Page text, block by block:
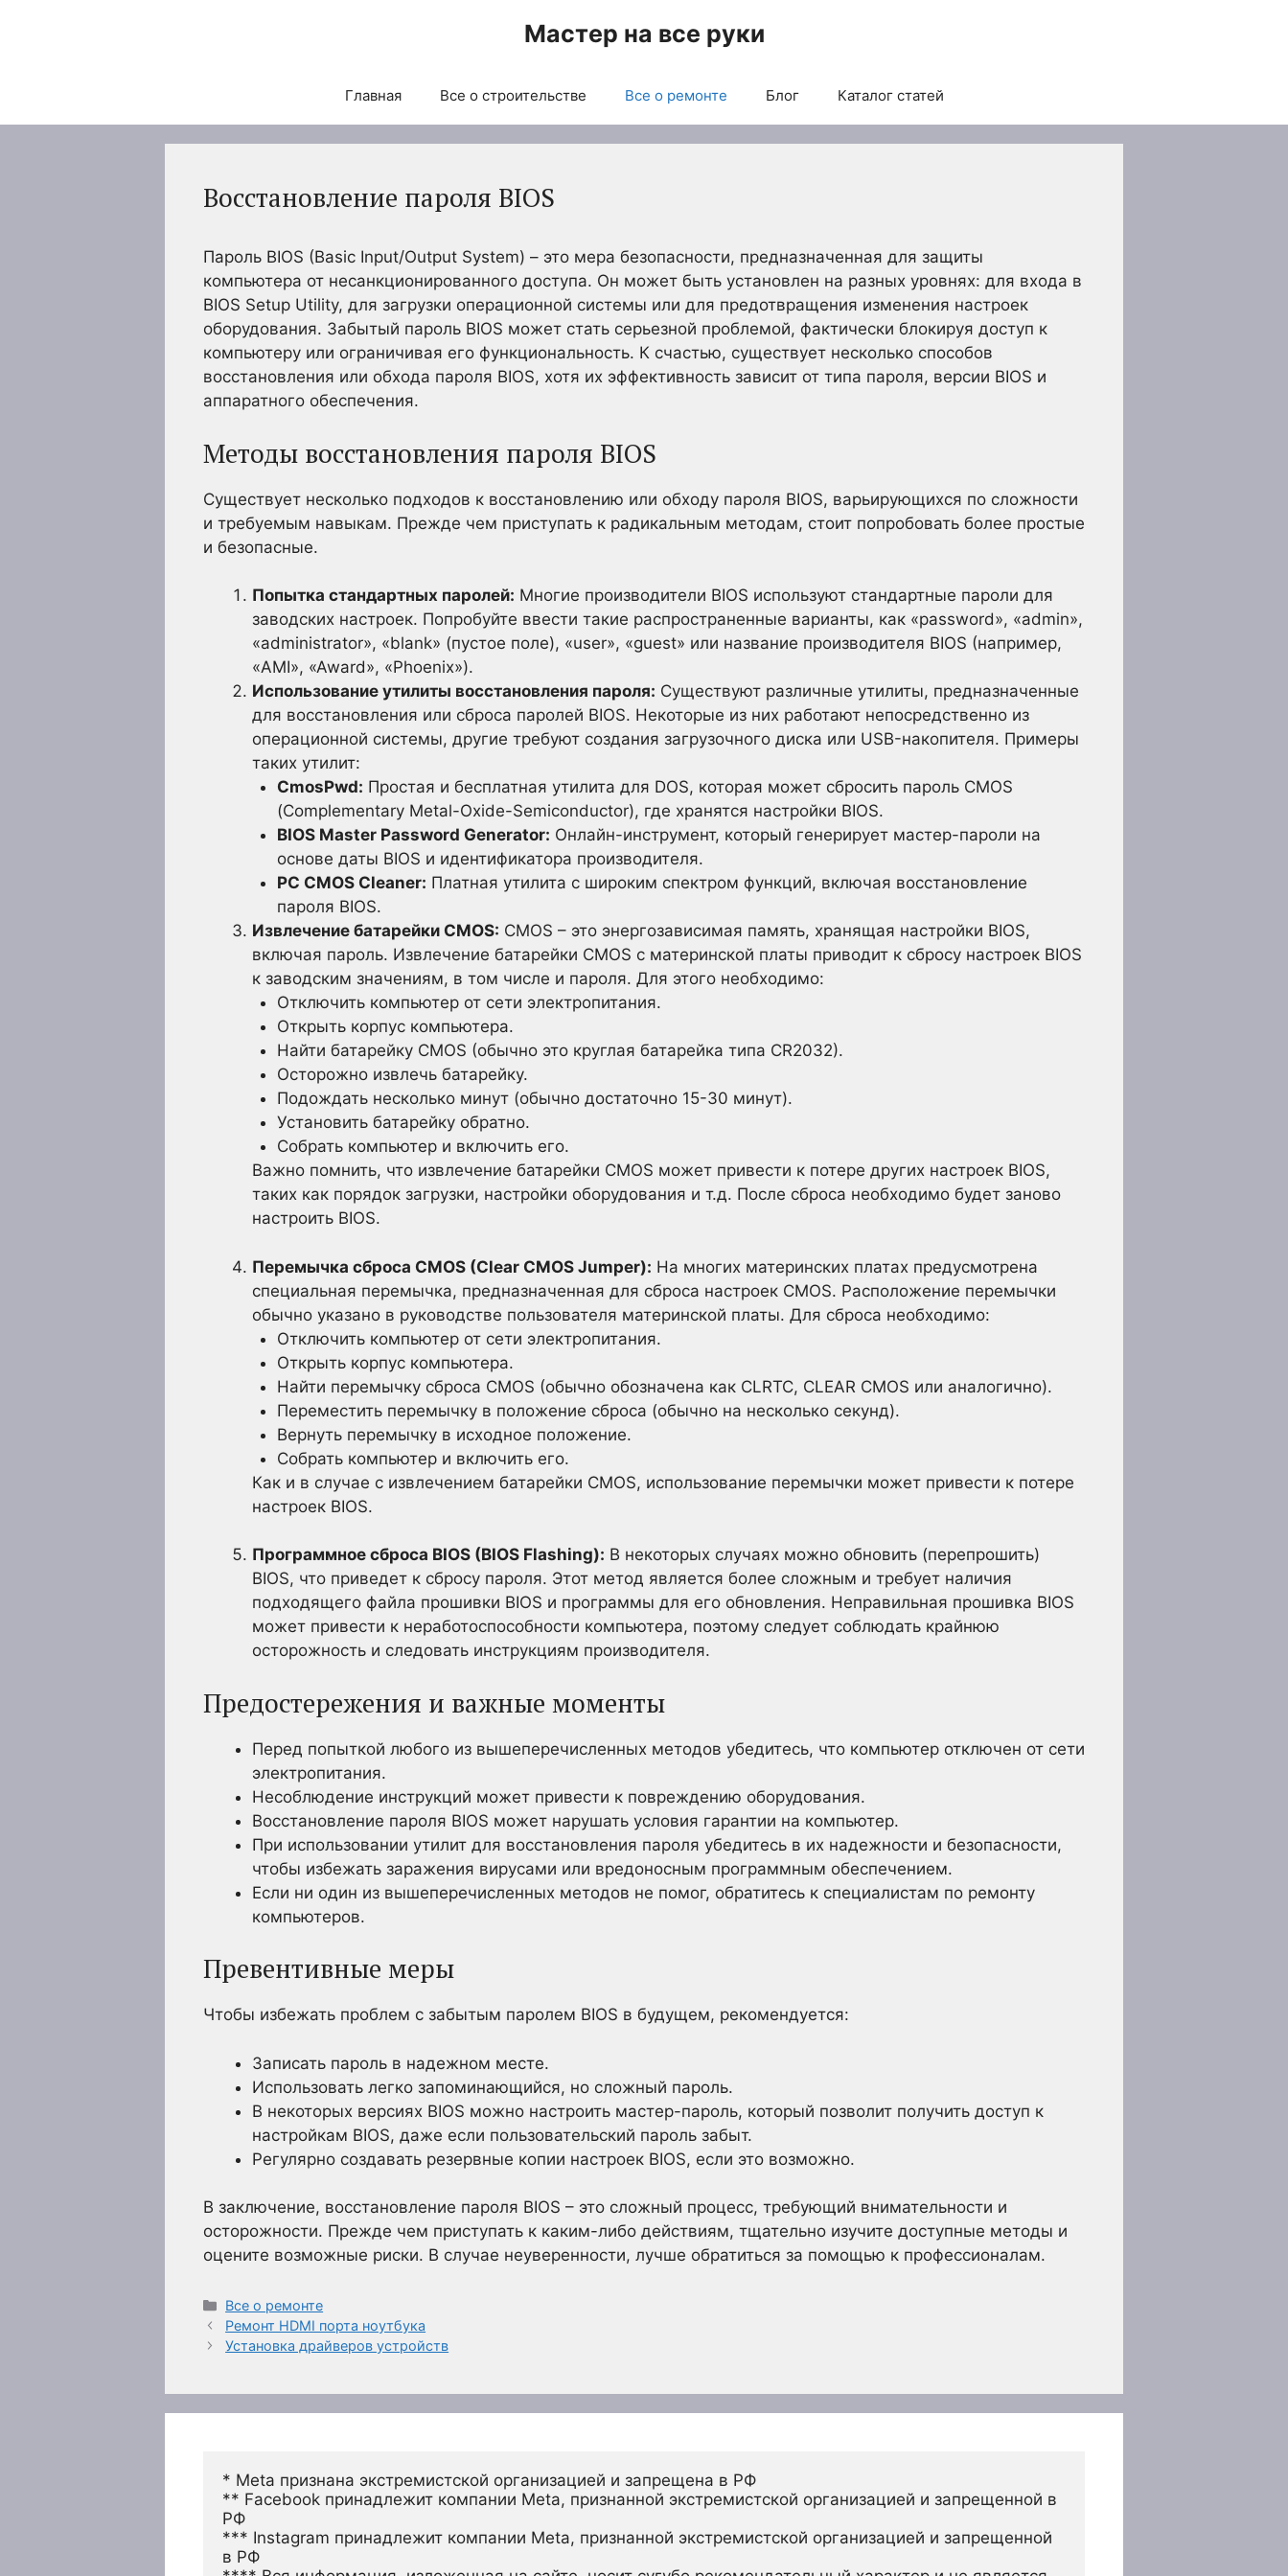
Мастер на все руки
Главная Все о строительстве Все о ремонте Блог Каталог статей
Восстановление пароля BIOS
Пароль BIOS (Basic Input/Output System) – это мера безопасности, предназначенная для защиты
компьютера от несанкционированного доступа. Он может быть установлен на разных уровнях: для входа в
BIOS Setup Utility, для загрузки операционной системы или для предотвращения изменения настроек
оборудования. Забытый пароль BIOS может стать серьезной проблемой, фактически блокируя доступ к
компьютеру или ограничивая его функциональность. К счастью, существует несколько способов
восстановления или обхода пароля BIOS, хотя их эффективность зависит от типа пароля, версии BIOS и
аппаратного обеспечения.
Методы восстановления пароля BIOS
Существует несколько подходов к восстановлению или обходу пароля BIOS, варьирующихся по сложности
и требуемым навыкам. Прежде чем приступать к радикальным методам, стоит попробовать более простые
и безопасные.
Попытка стандартных паролей: Многие производители BIOS используют стандартные пароли для
заводских настроек. Попробуйте ввести такие распространенные варианты, как «password», «admin»,
«administrator», «blank» (пустое поле), «user», «guest» или название производителя BIOS (например,
«AMI», «Award», «Phoenix»).
Использование утилиты восстановления пароля: Существуют различные утилиты, предназначенные
для восстановления или сброса паролей BIOS. Некоторые из них работают непосредственно из
операционной системы, другие требуют создания загрузочного диска или USB-накопителя. Примеры
таких утилит:
CmosPwd: Простая и бесплатная утилита для DOS, которая может сбросить пароль CMOS
(Complementary Metal-Oxide-Semiconductor), где хранятся настройки BIOS.
BIOS Master Password Generator: Онлайн-инструмент, который генерирует мастер-пароли на
основе даты BIOS и идентификатора производителя.
PC CMOS Cleaner: Платная утилита с широким спектром функций, включая восстановление
пароля BIOS.
Извлечение батарейки CMOS: CMOS – это энергозависимая память, хранящая настройки BIOS,
включая пароль. Извлечение батарейки CMOS с материнской платы приводит к сбросу настроек BIOS
к заводским значениям, в том числе и пароля. Для этого необходимо:
Отключить компьютер от сети электропитания.
Открыть корпус компьютера.
Найти батарейку CMOS (обычно это круглая батарейка типа CR2032).
Осторожно извлечь батарейку.
Подождать несколько минут (обычно достаточно 15-30 минут).
Установить батарейку обратно.
Собрать компьютер и включить его.
Важно помнить, что извлечение батарейки CMOS может привести к потере других настроек BIOS,
таких как порядок загрузки, настройки оборудования и т.д. После сброса необходимо будет заново
настроить BIOS.
Перемычка сброса CMOS (Clear CMOS Jumper): На многих материнских платах предусмотрена
специальная перемычка, предназначенная для сброса настроек CMOS. Расположение перемычки
обычно указано в руководстве пользователя материнской платы. Для сброса необходимо:
Отключить компьютер от сети электропитания.
Открыть корпус компьютера.
Найти перемычку сброса CMOS (обычно обозначена как CLRTC, CLEAR CMOS или аналогично).
Переместить перемычку в положение сброса (обычно на несколько секунд).
Вернуть перемычку в исходное положение.
Собрать компьютер и включить его.
Как и в случае с извлечением батарейки CMOS, использование перемычки может привести к потере
настроек BIOS.
Программное сброса BIOS (BIOS Flashing): В некоторых случаях можно обновить (перепрошить)
BIOS, что приведет к сбросу пароля. Этот метод является более сложным и требует наличия
подходящего файла прошивки BIOS и программы для его обновления. Неправильная прошивка BIOS
может привести к неработоспособности компьютера, поэтому следует соблюдать крайнюю
осторожность и следовать инструкциям производителя.
Предостережения и важные моменты
Перед попыткой любого из вышеперечисленных методов убедитесь, что компьютер отключен от сети
электропитания.
Несоблюдение инструкций может привести к повреждению оборудования.
Восстановление пароля BIOS может нарушать условия гарантии на компьютер.
При использовании утилит для восстановления пароля убедитесь в их надежности и безопасности,
чтобы избежать заражения вирусами или вредоносным программным обеспечением.
Если ни один из вышеперечисленных методов не помог, обратитесь к специалистам по ремонту
компьютеров.
Превентивные меры
Чтобы избежать проблем с забытым паролем BIOS в будущем, рекомендуется:
Записать пароль в надежном месте.
Использовать легко запоминающийся, но сложный пароль.
В некоторых версиях BIOS можно настроить мастер-пароль, который позволит получить доступ к
настройкам BIOS, даже если пользовательский пароль забыт.
Регулярно создавать резервные копии настроек BIOS, если это возможно.
В заключение, восстановление пароля BIOS – это сложный процесс, требующий внимательности и
осторожности. Прежде чем приступать к каким-либо действиям, тщательно изучите доступные методы и
оцените возможные риски. В случае неуверенности, лучше обратиться за помощью к профессионалам.
Рубрики
Все о ремонте
Ремонт HDMI порта ноутбука
Установка драйверов устройств
* Meta признана экстремистской организацией и запрещена в РФ
** Facebook принадлежит компании Meta, признанной экстремистской организацией и запрещенной в
РФ
*** Instagram принадлежит компании Meta, признанной экстремистской организацией и запрещенной
в РФ